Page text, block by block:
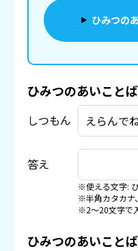
ひみつの
ひみつのあいこと
しつもん
答え
※使える文字:
※半角カタカナ
※2〜20文字で
ひみつのあいこと